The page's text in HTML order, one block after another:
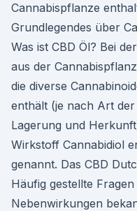
Cannabispflanze
Grundlegendes über
Was ist CBD Öl? Bei
aus der
die diverse
enthält (je nach Art
Lagerung und
Wirkstoff Cannabidiol
genannt. Das CBD
Häufig gestellte
Nebenwirkungen